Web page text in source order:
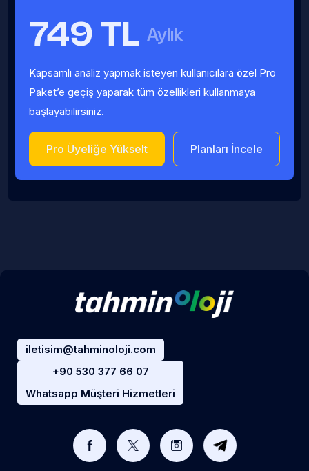
749 TL Aylık
Kapsamlı analiz yapmak isteyen kullanıcılara özel Pro
Paket’e geçiş yaparak tüm özellikleri kullanmaya
başlayabilirsiniz.
Pro Üyeliğe Yükselt Planları İncele
iletisim@tahminoloji.com
+90 530 377 66 07
Whatsapp Müşteri Hizmetleri